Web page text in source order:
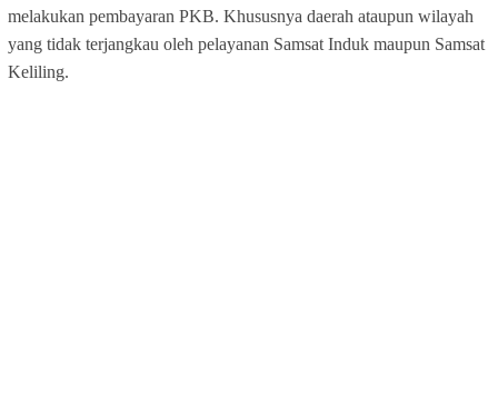
melakukan pembayaran PKB. Khususnya daerah ataupun wilayah
yang tidak terjangkau oleh pelayanan Samsat Induk maupun Samsat
Keliling.